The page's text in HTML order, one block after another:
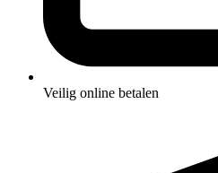
Veilig online betalen